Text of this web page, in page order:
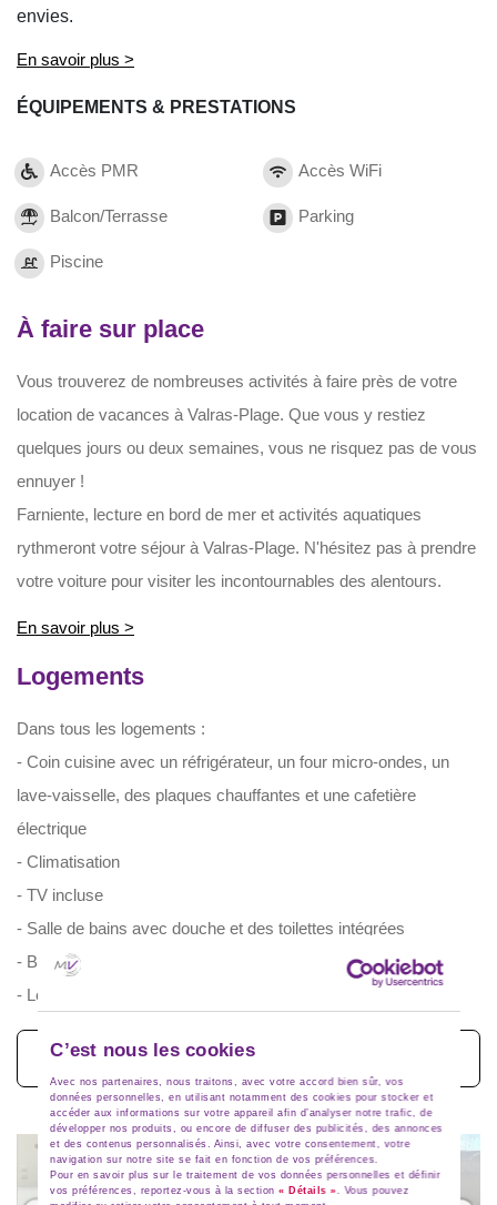
C’est nous les cookies
Avec nos partenaires, nous traitons, avec votre accord bien sûr, vos
données personnelles, en utilisant notamment des cookies pour stocker et
accéder aux informations sur votre appareil afin d’analyser notre trafic, de
développer nos produits, ou encore de diffuser des publicités, des annonces
et des contenus personnalisés. Ainsi, avec votre consentement, votre
navigation sur notre site se fait en fonction de vos préférences.
Pour en savoir plus sur le traitement de vos données personnelles et définir
vos préférences, reportez-vous à la section« Détails ». Vous pouvez
envies.
En savoir plus >
ÉQUIPEMENTS & PRESTATIONS
Accès PMR Accès WiFi
Balcon/Terrasse Parking
Piscine
À faire sur place
Vous trouverez de nombreuses activités à faire près de votre
location de vacances à Valras-Plage. Que vous y restiez
quelques jours ou deux semaines, vous ne risquez pas de vous
ennuyer !
Farniente, lecture en bord de mer et activités aquatiques
rythmeront votre séjour à Valras-Plage. N'hésitez pas à prendre
votre voiture pour visiter les incontournables des alentours.
En savoir plus >
Logements
Dans tous les logements :
- Coin cuisine avec un réfrigérateur, un four micro-ondes, un
lave-vaisselle, des plaques chauffantes et une cafetière
électrique
- Climatisation
- TV incluse
- Salle de bains avec douche et des toilettes intégrées
- Balcon ou terrasse
- Les animaux ne sont pas admis
Voir toutes les photos (9)